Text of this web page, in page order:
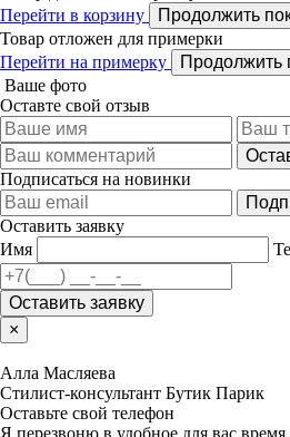
Перейти в корзину
Продолжить
Товар отложен для примерки
Перейти на примерку
Продолжить
Ваше фото
Оставте свой отзыв
Подписаться на новинки
Оставить заявку
Имя
Оставить заявку
×
Алла Масляева
Стилист-консультант Бутик Парик
Оставьте свой телефон
Я перезвоню в удобное для вас время